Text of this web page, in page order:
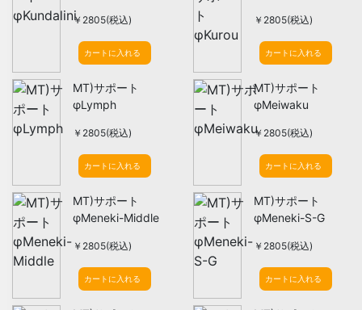
￥2805(税込)
カートに入れる
￥2805(税込)
カートに入れる
MT)サポート
φLymph
￥2805(税込)
カートに入れる
MT)サポート
φMeiwaku
￥2805(税込)
カートに入れる
MT)サポート
φMeneki-Middle
￥2805(税込)
カートに入れる
MT)サポート
φMeneki-S-G
￥2805(税込)
カートに入れる